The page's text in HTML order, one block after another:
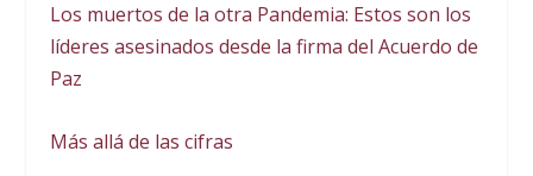
Los muertos de la otra Pandemia: Estos son los
líderes asesinados desde la firma del Acuerdo de
Paz
Más allá de las cifras